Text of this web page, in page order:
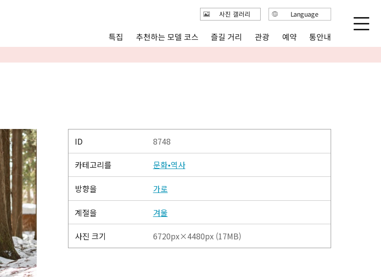
추천하는 모델 코스
관광
简体中文
사진 갤러리
ID 8748
카테고리를 문화•역사
방향을 가로
계절을 겨울
사진 크기 6720px×4480px (17MB)
특집 추천하는 모델 코스 즐길 거리 관광 예약 통안내
사진 갤러리 Language
English
简体中文